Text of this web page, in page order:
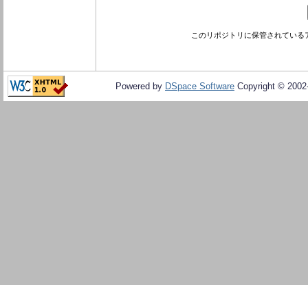
このリポジトリに保管されてい
Powered by DSpace Software Copyright ©